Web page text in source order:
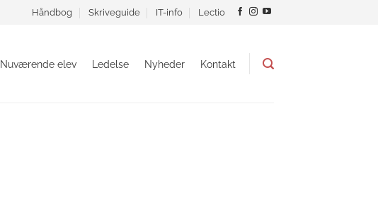
Håndbog Skriveguide IT-info Lectio
Nuværende elev Ledelse Nyheder Kontakt